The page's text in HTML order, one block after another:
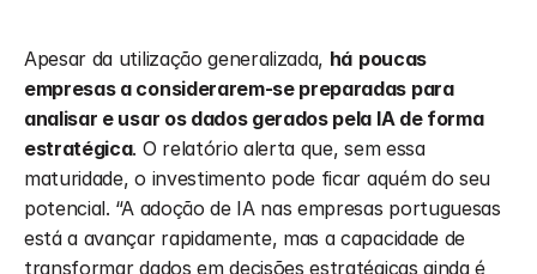
Apesar da utilização generalizada, há poucas
empresas a considerarem-se preparadas para
analisar e usar os dados gerados pela IA de forma
estratégica. O relatório alerta que, sem essa
maturidade, o investimento pode ficar aquém do seu
potencial. “A adoção de IA nas empresas portuguesas
está a avançar rapidamente, mas a capacidade de
transformar dados em decisões estratégicas ainda é